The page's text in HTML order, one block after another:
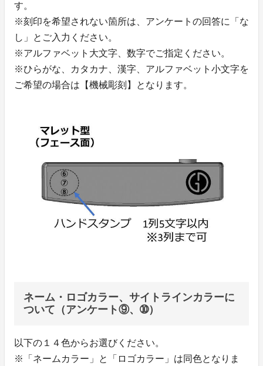
す。
※刻印を希望されない箇所は、アンケートの回答に「な
し」とご入力ください。
※アルファベット大文字、数字でご指定ください。
※ひらがな、カタカナ、漢字、アルファベット小文字を
ご希望の場合は【機械彫刻】となります。
ネーム・ロゴカラー、サイトラインカラーに
ついて（アンケート⑨、➉）
以下の１４色からお選びください。
※「ネームカラー」と「ロゴカラー」は同色となりま